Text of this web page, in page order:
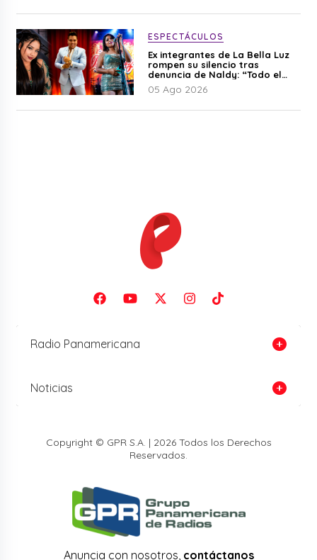
ESPECTÁCULOS
Ex integrantes de La Bella Luz
rompen su silencio tras
denuncia de Naldy: “Todo el
mundo lo sabía”
05 Ago 2026
Radio Panamericana
Noticias
Copyright © GPR S.A. | 2026 Todos los Derechos
Reservados.
Anuncia con nosotros, contáctanos